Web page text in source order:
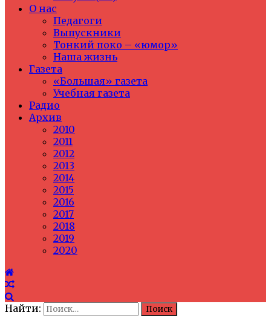
О нас
Педагоги
Выпускники
Тонкий поко – «юмор»
Наша жизнь
Газета
«Большая» газета
Учебная газета
Радио
Архив
2010
2011
2012
2013
2014
2015
2016
2017
2018
2019
2020
Найти: